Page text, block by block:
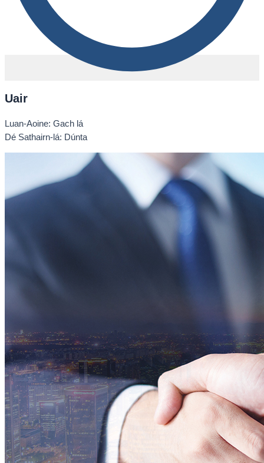
Uair
Luan-Aoine: Gach lá
Dé Sathairn-lá: Dúnta